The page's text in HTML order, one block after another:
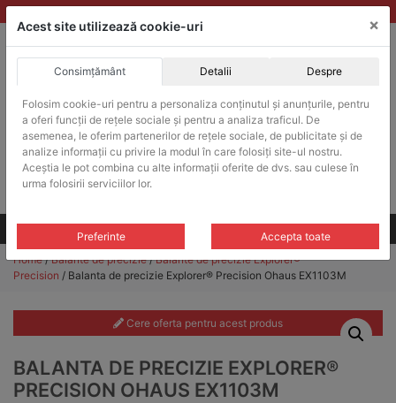
Skip
to
ACHIZITII PUBLICE
Produsele pot fi achizitionate si in sistemul SEAP / SICAP
Products
search
CAUTARE
Toate produsele
Home/Balante de precizie/Balante de precizie Explorer®
Precision / Balanta de precizie Explorer® Precision Ohaus EX1103M
Cere oferta pentru acest produs
BALANTA DE PRECIZIE EXPLORER®
PRECISION OHAUS EX1103M
Acest site utilizează cookie-uri ×
Consimțământ Detalii Despre
Folosim cookie-uri pentru a personaliza conținutul și anunțurile, pentru
a oferi funcții de rețele sociale și pentru a analiza traficul. De
asemenea, le oferim partenerilor de rețele sociale, de publicitate și de
analize informații cu privire la modul în care folosiți site-ul nostru.
Aceștia le pot combina cu alte informații oferite de dvs. sau culese în
urma folosirii serviciilor lor.
Preferinte Accepta toate